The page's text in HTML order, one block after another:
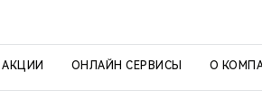
АКЦИИ ОНЛАЙН СЕРВИСЫ О